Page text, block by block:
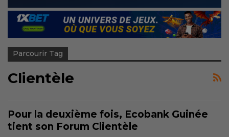
Parcourir Tag
Clientèle
Pour la deuxième fois, Ecobank Guinée
tient son Forum Clientèle